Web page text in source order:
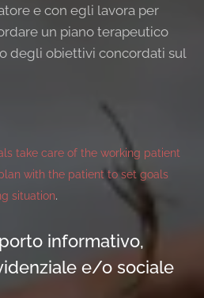
e con egli lavora per
un piano terapeutico
degli obiettivi concordati sul
take care of the working patient
with the patient to set goals
situation.
informativo,
e/o sociale